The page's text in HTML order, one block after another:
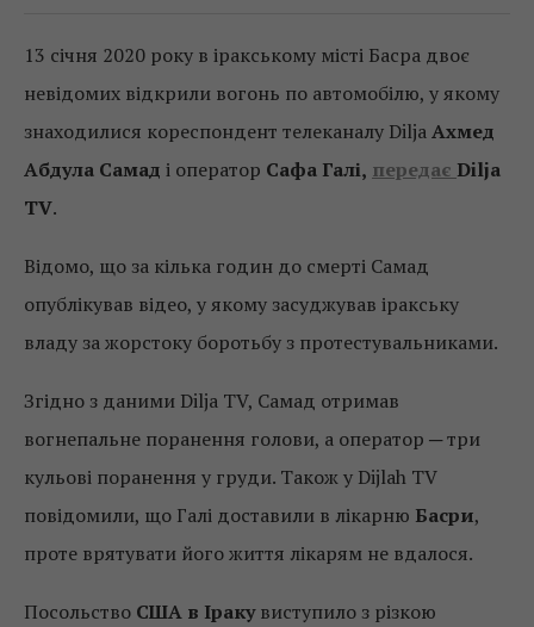
13 січня 2020 року в іракському місті Басра двоє
невідомих відкрили вогонь по автомобілю, у якому
знаходилися кореспондент телеканалу DiljaАхмед
Абдула Самад і оператор Сафа Галі, передає Dilja
TV.
Відомо, що за кілька годин до смерті Самад
опублікував відео, у якому засуджував іракську
владу за жорстоку боротьбу з протестувальниками.
Згідно з даними Dilja TV, Самад отримав
вогнепальне поранення голови, а оператор ─ три
кульові поранення у груди. Також у Dijlah TV
повідомили, що Галі доставили в лікарню Басри,
проте врятувати його життя лікарям не вдалося.
Посольство США в Іракувиступило з різкою